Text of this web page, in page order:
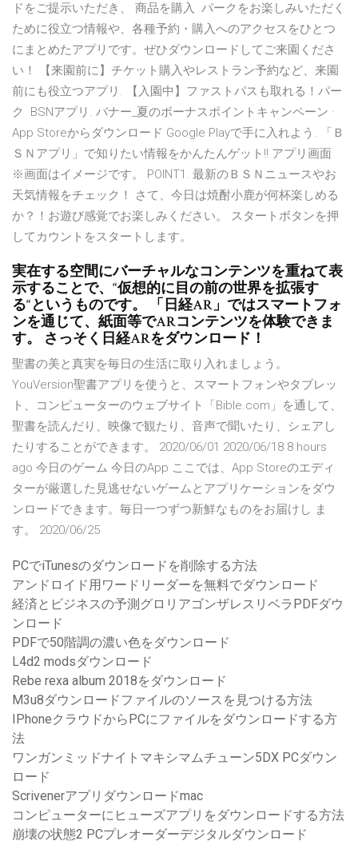
ドをご提示いただき、 商品を購入 パークをお楽しみいただく
ために役立つ情報や、各種予約・購入へのアクセスをひとつ
にまとめたアプリです。ぜひダウンロードしてご来園くださ
い！ 【来園前に】チケット購入やレストラン予約など、来園
前にも役立つアプリ. 【入園中】ファストパスも取れる！パー
ク BSNアプリ. バナー_夏のボーナスポイントキャンペーン ·
App Storeからダウンロード Google Playで手に入れよう. 「Ｂ
ＳＮアプリ」で知りたい情報をかんたんゲット!! アプリ画面
※画面はイメージです。 POINT1. 最新のＢＳＮニュースやお
天気情報をチェック！ さて、今日は焼酎小鹿が何杯楽しめる
か？！お遊び感覚でお楽しみください。 スタートボタンを押
してカウントをスタートします。
実在する空間にバーチャルなコンテンツを重ねて表
示することで、“仮想的に目の前の世界を拡張す
る“というものです。 「日経AR」ではスマートフォ
ンを通じて、紙面等でARコンテンツを体験できま
す。 さっそく日経ARをダウンロード！
聖書の美と真実を毎日の生活に取り入れましょう。
YouVersion聖書アプリを使うと、スマートフォンやタブレッ
ト、コンピューターのウェブサイト「Bible.com」を通して、
聖書を読んだり、映像で観たり、音声で聞いたり、シェアし
たりすることができます。 2020/06/01 2020/06/18 8 hours
ago 今日のゲーム 今日のApp ここでは、App Storeのエディ
ターが厳選した見逃せないゲームとアプリケーションをダウ
ンロードできます。毎日一つずつ新鮮なものをお届けし ま
す。 2020/06/25
PCでiTunesのダウンロードを削除する方法
アンドロイド用ワードリーダーを無料でダウンロード
経済とビジネスの予測グロリアゴンザレスリベラPDFダウ
ンロード
PDFで50階調の濃い色をダウンロード
L4d2 modsダウンロード
Rebe rexa album 2018をダウンロード
M3u8ダウンロードファイルのソースを見つける方法
IPhoneクラウドからPCにファイルをダウンロードする方
法
ワンガンミッドナイトマキシマムチューン5DX PCダウン
ロード
Scrivenerアプリダウンロードmac
コンピューターにヒューズアプリをダウンロードする方法
崩壊の状態2 PCプレオーダーデジタルダウンロード